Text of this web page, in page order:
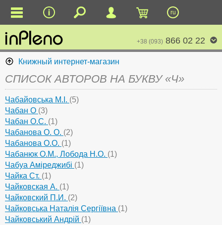
ru
+38 (093) 866 02 22
Книжный интернет-магазин
СПИСОК АВТОРОВ НА БУКВУ «Ч»
Чабайовська М.І. (5)
Чабан О (3)
Чабан О.С. (1)
Чабанова О. О. (2)
Чабанова О.О. (1)
Чабанюк О.М., Лобода Н.О. (1)
Чабуа Аміреджибі (1)
Чайка Ст. (1)
Чайковская А. (1)
Чайковский П.И. (2)
Чайковська Наталія Сергіївна (1)
Чайковський Андрій (1)